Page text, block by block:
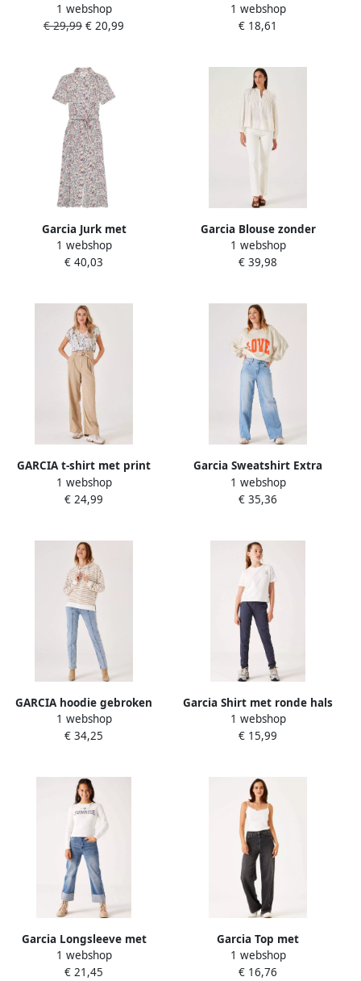
1 webshop
€ 29,99 € 20,99
spaghettibandjes met
modieuze bloemenprint
1 webshop
€ 18,61
Garcia Jurk met
overhemdkraag
1 webshop
€ 40,03
Garcia Blouse zonder
sluiting
1 webshop
€ 39,98
GARCIA t-shirt met print
1 webshop
€ 24,99
Garcia Sweatshirt Extra
groot
1 webshop
€ 35,36
GARCIA hoodie gebroken
wit
1 webshop
€ 34,25
Garcia Shirt met ronde hals
in korte boxy vorm
1 webshop
€ 15,99
Garcia Longsleeve met
tekstprint
1 webshop
€ 21,45
Garcia Top met
spaghettibandjes met fijn
kant bij de halslijn
1 webshop
€ 16,76